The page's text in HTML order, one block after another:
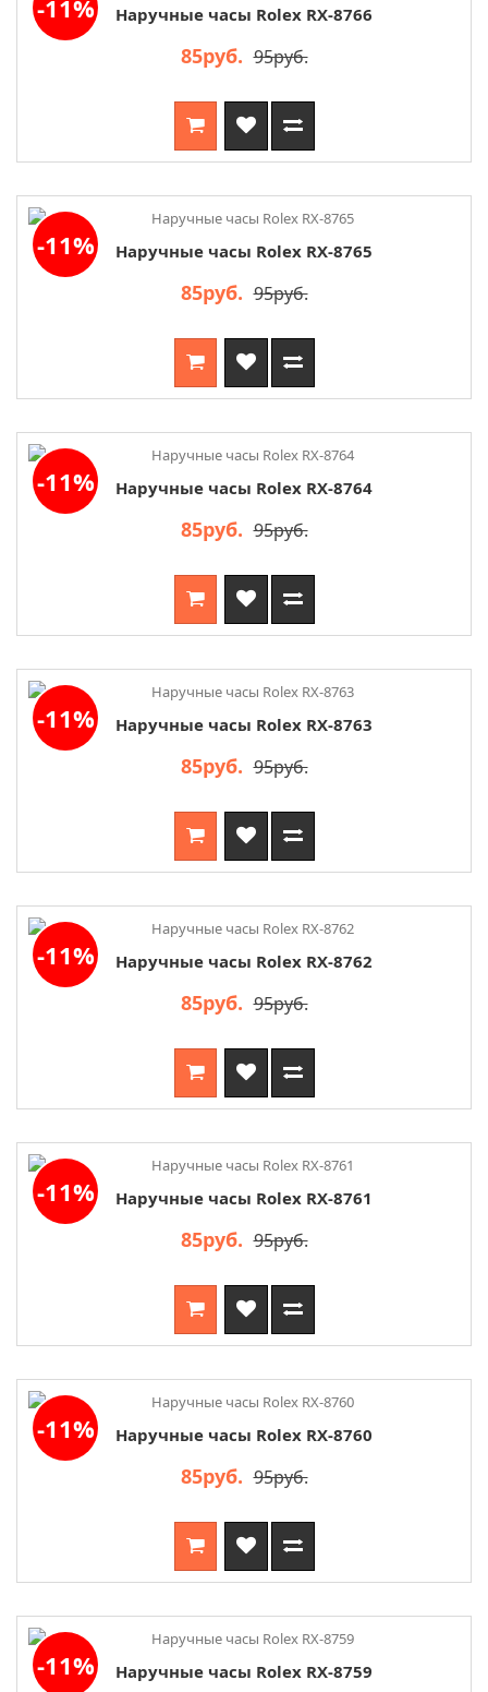
-11% Наручные часы Rolex RX-8766
85руб. 95руб.
-11% Наручные часы Rolex RX-8765
85руб. 95руб.
-11% Наручные часы Rolex RX-8764
85руб. 95руб.
-11% Наручные часы Rolex RX-8763
85руб. 95руб.
-11% Наручные часы Rolex RX-8762
85руб. 95руб.
-11% Наручные часы Rolex RX-8761
85руб. 95руб.
-11% Наручные часы Rolex RX-8760
85руб. 95руб.
-11% Наручные часы Rolex RX-8759